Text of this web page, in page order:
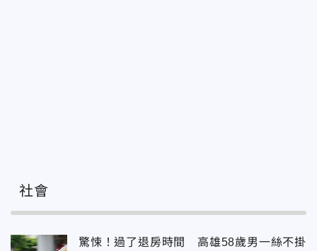
社會
驚悚！過了退房時間 高雄58歲男一絲不掛